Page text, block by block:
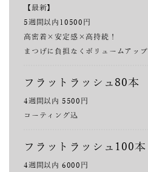
【最新】
5週間以内10500円
高密着×安定感×高持続！
まつげに負担なくボリュームアップ
フラットラッシュ80本
4週間以内 5500円
コーティング込
フラットラッシュ100本
4週間以内 6000円